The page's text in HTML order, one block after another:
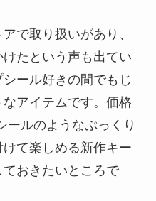
で取り扱いがあり、
たという声も出てい
ール好きの間でもじ
アイテムです。価格
ールのようなぷっくり
て楽しめる新作キー
おきたいところで